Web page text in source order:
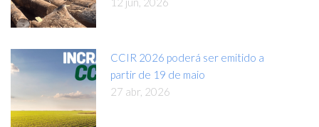
CCIR 2026 poderá ser emitido a
partir de 19 de maio
27 abr, 2026